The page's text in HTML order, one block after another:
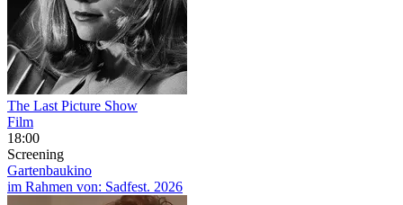
The Last Picture Show
Film
18:00
Screening
Gartenbaukino
im Rahmen von: Sadfest. 2026